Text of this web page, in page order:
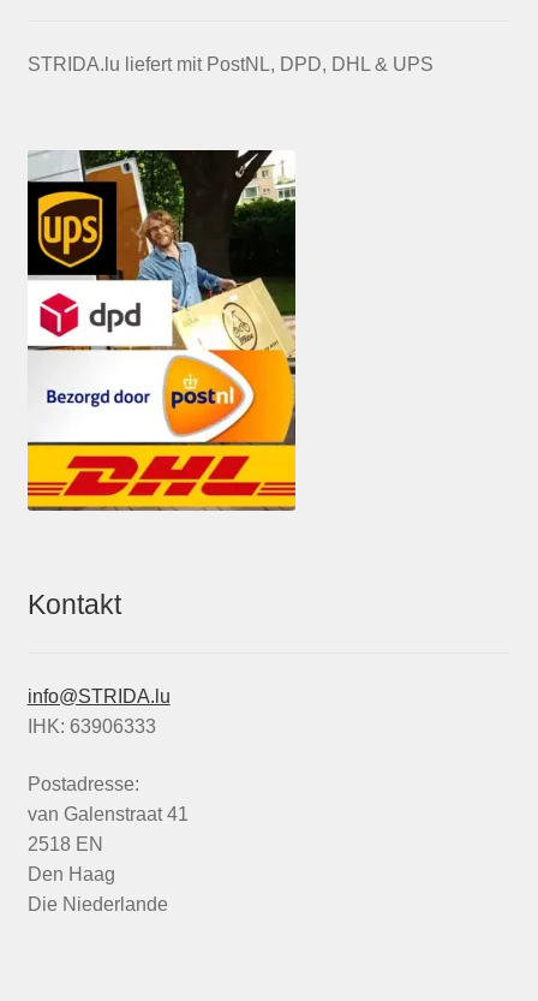
STRIDA.lu liefert mit PostNL, DPD, DHL & UPS
Kontakt
info@STRIDA.lu
IHK: 63906333
Postadresse:
van Galenstraat 41
2518 EN
Den Haag
Die Niederlande